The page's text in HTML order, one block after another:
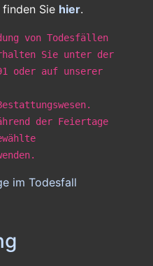
Sie hier.
von Todesfällen
Sie unter der
oder auf unserer
der Feiertage
im Todesfall